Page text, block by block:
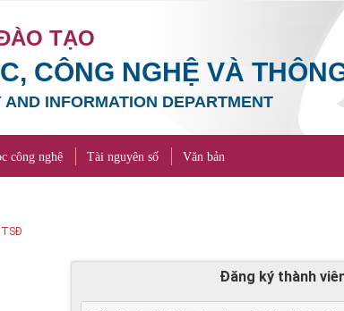
TẠO
CÔNG NGHỆ VÀ
INFORMATION DEPARTMENT
công nghệ Tài nguyên số Văn bản
05/8/2016
Đăng ký thành